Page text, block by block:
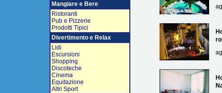
Mangiare e Bere
Ristoranti
Pub e Pizzerie
Prodotti Tipici
Divertimento e Relax
Lidi
Escursioni
Shopping
Discoteche
Cinema
Equitazione
Altri Sport